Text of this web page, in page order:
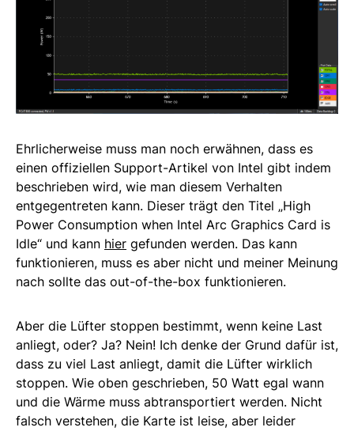
Ehrlicherweise muss man noch erwähnen, dass es
einen offiziellen Support-Artikel von Intel gibt indem
beschrieben wird, wie man diesem Verhalten
entgegentreten kann. Dieser trägt den Titel „High
Power Consumption when Intel Arc Graphics Card is
Idle“ und kann hier gefunden werden. Das kann
funktionieren, muss es aber nicht und meiner Meinung
nach sollte das out-of-the-box funktionieren.
Aber die Lüfter stoppen bestimmt, wenn keine Last
anliegt, oder? Ja? Nein! Ich denke der Grund dafür ist,
dass zu viel Last anliegt, damit die Lüfter wirklich
stoppen. Wie oben geschrieben, 50 Watt egal wann
und die Wärme muss abtransportiert werden. Nicht
falsch verstehen, die Karte ist leise, aber leider